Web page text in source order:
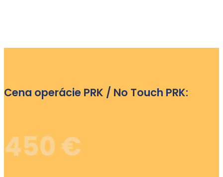
Cena operácie PRK / No Touch PRK:
450 €